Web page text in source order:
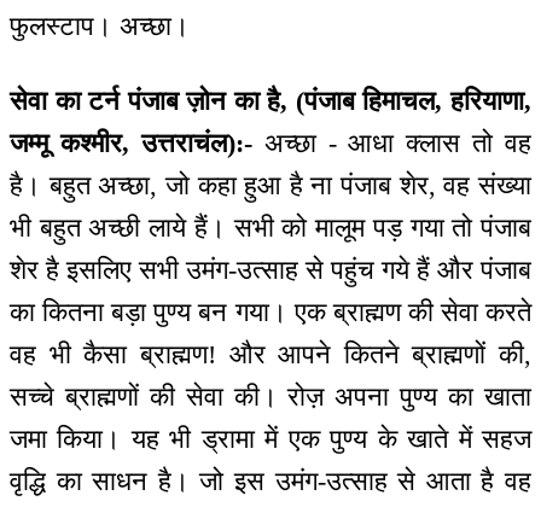
फुलस्टाप। अच्छा।
सेवा का टर्न पंजाब ज़ोन का है, (पंजाब हिमाचल, हरियाणा,
जम्मू कश्मीर, उत्तराचंल):-अच्छा - आधा क्लास तो वह
है। बहुत अच्छा, जो कहा हुआ है ना पंजाब शेर, वह संख्या
भी बहुत अच्छी लाये हैं। सभी को मालूम पड़ गया तो पंजाब
शेर है इसलिए सभी उमंग-उत्साह से पहुंच गये हैं और पंजाब
का कितना बड़ा पुण्य बन गया। एक ब्राह्मण की सेवा करते
वह भी कैसा ब्राह्मण! और आपने कितने ब्राह्मणों की,
सच्चे ब्राह्मणों की सेवा की। रोज़ अपना पुण्य का खाता
जमा किया। यह भी ड्रामा में एक पुण्य के खाते में सहज
वृद्धि का साधन है। जो इस उमंग-उत्साह से आता है वह